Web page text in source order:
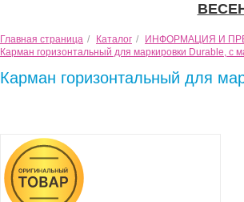
Главная страница / Каталог / ИНФОРМАЦИЯ И
Карман горизонтальный для маркировки Durable, с
Карман горизонтальный для